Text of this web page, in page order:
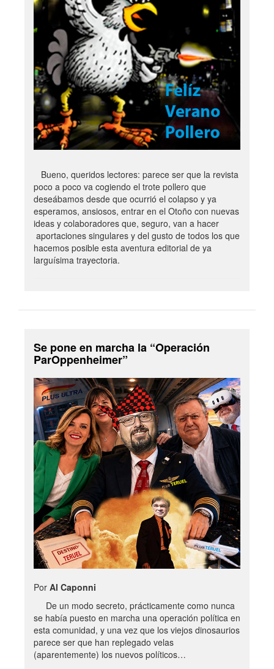
Bueno, queridos lectores: parece ser que la revista
poco a poco va cogiendo el trote pollero que
deseábamos desde que ocurrió el colapso y ya
esperamos, ansiosos, entrar en el Otoño con nuevas
ideas y colaboradores que, seguro, van a hacer
aportaciones singulares y del gusto de todos los que
hacemos posible esta aventura editorial de ya
larguísima trayectoria.
Se pone en marcha la “Operación
ParOppenheimer”
Por Al Caponni
De un modo secreto, prácticamente como nunca
se había puesto en marcha una operación política en
esta comunidad, y una vez que los viejos dinosaurios
parece ser que han replegado velas
(aparentemente) los nuevos políticos…